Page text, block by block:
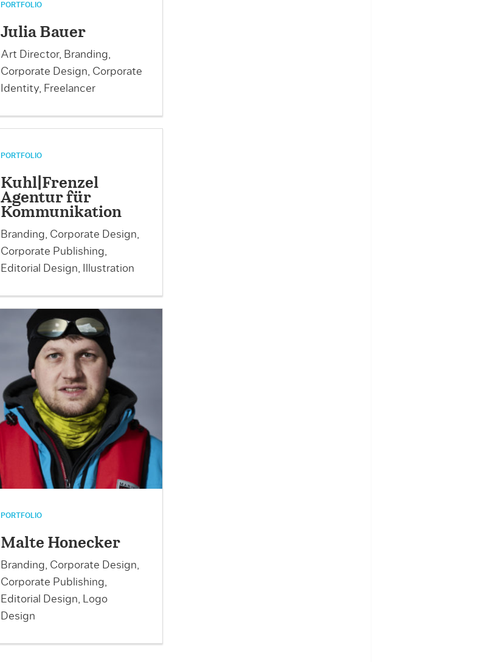
PORTFOLIO
Julia Bauer
Art Director, Branding,
Corporate Design, Corporate
Identity, Freelancer
PORTFOLIO
Kuhl|Frenzel
Agentur für
Kommunikation
Branding, Corporate Design,
Corporate Publishing,
Editorial Design, Illustration
PORTFOLIO
Malte Honecker
Branding, Corporate Design,
Corporate Publishing,
Editorial Design, Logo
Design